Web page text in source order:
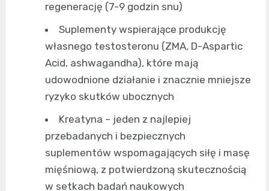
regenerację (7-9 godzin snu)
Suplementy wspierające produkcję
własnego testosteronu (ZMA, D-Aspartic
Acid, ashwagandha), które mają
udowodnione działanie i znacznie mniejsze
ryzyko skutków ubocznych
Kreatyna – jeden z najlepiej
przebadanych i bezpiecznych
suplementów wspomagających siłę i masę
mięśniową, z potwierdzoną skutecznością
w setkach badań naukowych